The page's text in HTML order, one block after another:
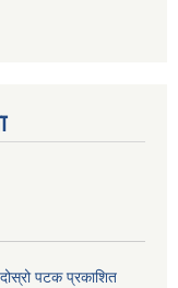
पटक प्रकाशित